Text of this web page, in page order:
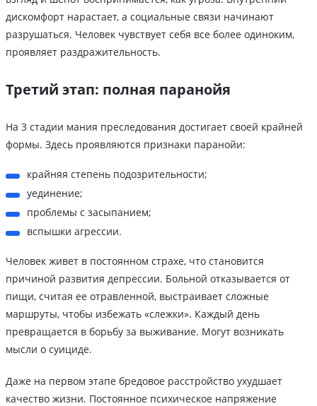
дискомфорт нарастает, а социальные связи начинают
разрушаться. Человек чувствует себя все более одиноким,
проявляет раздражительность.
Третий этап: полная паранойя
На 3 стадии мания преследования достигает своей крайней
формы. Здесь проявляются признаки паранойи:
крайняя степень подозрительности;
уединение;
проблемы с засыпанием;
вспышки агрессии.
Человек живет в постоянном страхе, что становится
причиной развития депрессии. Больной отказывается от
пищи, считая ее отравленной, выстраивает сложные
маршруты, чтобы избежать «слежки». Каждый день
превращается в борьбу за выживание. Могут возникать
мысли о суициде.
Даже на первом этапе бредовое расстройство ухудшает
качество жизни. Постоянное психическое напряжение